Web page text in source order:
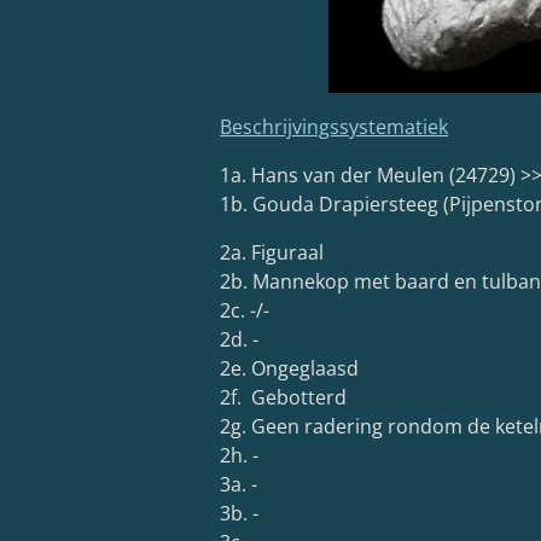
Beschrijvingssystematiek
1a. Hans van der Meulen (24729)
1b. Gouda Drapiersteeg
2a. Figuraal
2b. Mannekop met baard en
2c. -/-
2d. -
2e. Ongeglaasd
2f. Gebotterd
2g. Geen radering rondom de
2h. -
3a. -
3b. -